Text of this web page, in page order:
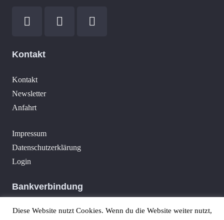
Kontakt
Kontakt
Newsletter
Anfahrt
Impressum
Datenschutzerklärung
Login
Bankverbindung
Volksbank Pur
Diese Website nutzt Cookies. Wenn du die Website weiter nutzt,